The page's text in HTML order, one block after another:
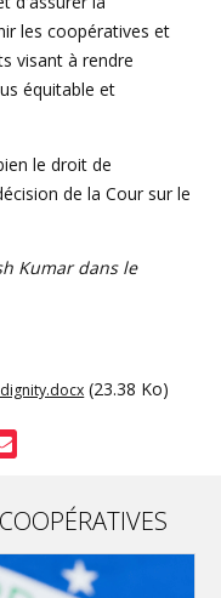
les coopératives et
visant à rendre
équitable et
le droit de
de la Cour sur le
Kumar dans le
(23.38 Ko)